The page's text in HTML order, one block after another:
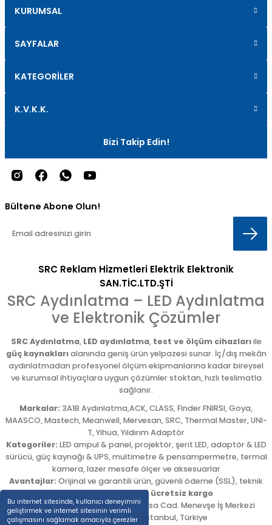
Bu internet sitesinde, kullanıcı deneyimini
geliştirmek ve internet sitesinin verimli
çalışmasını sağlamak amacıyla çerezler
KURUMSAL
SAYFALAR
KATEGORİLER
K.V.K.K.
Bizi Takip Edin!
Bültene Abone Olun!
SRC Reklam Hizmetleri Elektrik Elektronik
SAN.TİC.LTD.ŞTİ
SRC Aydınlatma – LED Aydınlatma
ve Elektronik Çözümler
SRC Aydınlatma, LED aydınlatma, test ve ölçüm cihazlarıile
güç kaynaklarıalanında geniş ürün yelpazesi sunar. İç/dış mekân
aydınlatmadan profesyonel ölçüm ekipmanlarına kadar bireysel
ve kurumsal ihtiyaçlara uygun çözümler stoktan, hızlı teslimatla
sağlanır.
Markalar: 3A1B Aydınlatma,ACK, CLASS, Finder FNIRSI, Goya,
MAASCO, Mastech, Meanwell, Mervesan, SRC, Thermal Master, UNI-
T, Yihua, Yıldırım Adaptör
Kategoriler: LED ampul & panel, projektör, şerit LED, adaptör & LED
sürücü, güç kaynağı & UPS, multimetre & pensampermetre, termal
kamera, lazer mesafe ölçer ve aksesuarlar
Avantajlar: Orijinal ve garantili ürün, güvenli ödeme (SSL), teknik
destek,5.000 TL üzeri ücretsiz kargo
Adres: Emekyemez Mah. Okçumusa Cad. Menevşe İş Merkezi
No:22/58,Beyoğlu/ İstanbul, Türkiye